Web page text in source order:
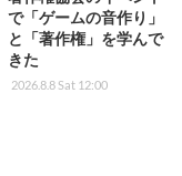
で「ゲームの音作り」
と「著作権」を学んで
きた
2026.8.8 Sat 12:00